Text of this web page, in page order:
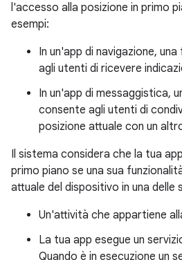
l'accesso alla posizione in primo
esempi:
In un'app di navigazione,
agli utenti di ricevere
In un'app di messaggistica,
consente agli utenti di
posizione attuale con un
Il sistema considera che la tua
primo piano se una sua
attuale del dispositivo in una delle
Un'attività che appartiene
La tua app esegue un
Quando è in esecuzione un